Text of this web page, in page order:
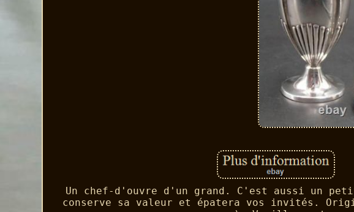
Un chef-d'ouvre d'un grand. C'est aussi un
conserve sa valeur et épatera vos invités.